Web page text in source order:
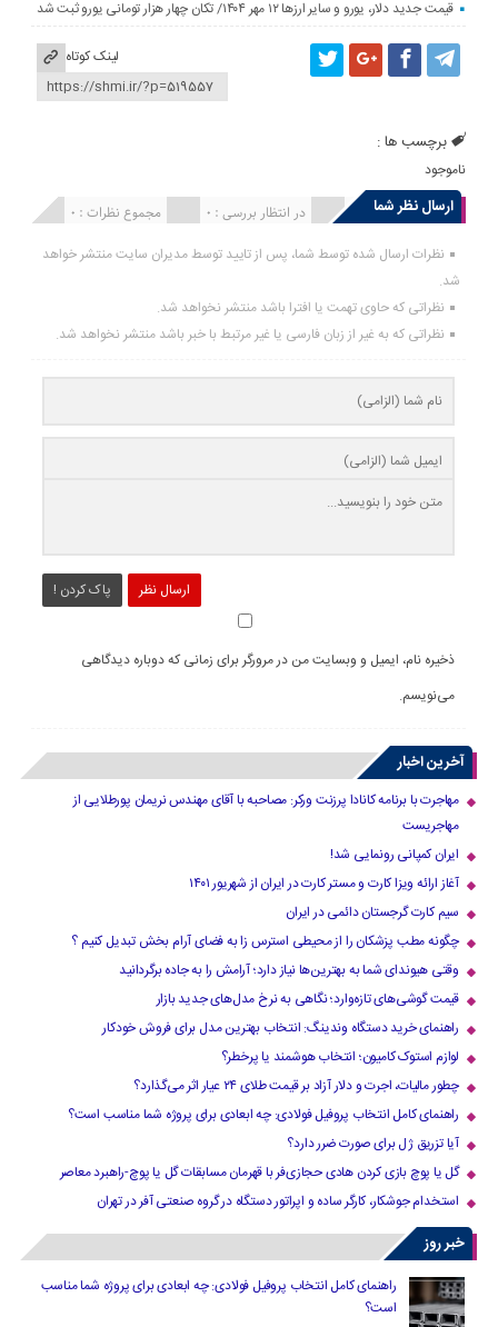
قیمت جدید دلار، یورو و سایر ارزها ۱۲ مهر ۱۴۰۴/ تکان چهار هزار تومانی یورو ثبت شد
لینک کوتاه
برچسب ها :
ناموجود
ارسال نظر شما مجموع نظرات : 0 در انتظار بررسی : 0 انتشار یافته : 0
نظرات ارسال شده توسط شما، پس از تایید توسط مدیران سایت منتشر خواهد
شد.
نظراتی که حاوی تهمت یا افترا باشد منتشر نخواهد شد.
نظراتی که به غیر از زبان فارسی یا غیر مرتبط با خبر باشد منتشر نخواهد شد.
ارسال نظر پاک کردن !
ذخیره نام، ایمیل و وبسایت من در مرورگر برای زمانی که دوباره دیدگاهی
می‌نویسم.
آخرین اخبار
مهاجرت با برنامه کانادا پرزنت ورکر: مصاحبه با آقای مهندس نریمان پورطلایی از
مهاجریست
ایران کمپانی رونمایی شد!
آغاز ارائه ویزا کارت و مستر کارت در ایران از شهریور ۱۴۰۱
سیم کارت گرجستان دائمی در ایران
چگونه مطب پزشکان را از محیطی استرس زا به فضای آرام بخش تبدیل کنیم ؟
وقتی هیوندای شما به بهترین‌ها نیاز دارد؛ آرامش را به جاده برگردانید
قیمت گوشی‌های تازه‌وارد؛ نگاهی به نرخ مدل‌های جدید بازار
راهنمای خرید دستگاه وندینگ: انتخاب بهترین مدل برای فروش خودکار
لوازم استوک کامیون؛ انتخاب هوشمند یا پرخطر؟
چطور مالیات، اجرت و دلار آزاد بر قیمت طلای ۲۴ عیار اثر می‌گذارد؟
راهنمای کامل انتخاب پروفیل فولادی: چه ابعادی برای پروژه شما مناسب است؟
آیا تزریق ژل برای صورت ضرر دارد​؟
گل یا پوچ بازی کردن هادی حجازی‌فر با قهرمان مسابقات گل یا پوچ-راهبرد معاصر
استخدام جوشکار، کارگر ساده و اپراتور دستگاه در گروه صنعتی آفر در تهران
خبر روز
راهنمای کامل انتخاب پروفیل فولادی: چه ابعادی برای پروژه شما مناسب
است؟